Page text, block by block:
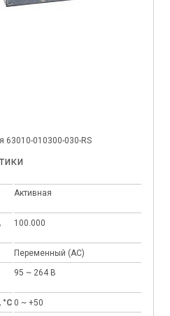
010300-030-RS
Активная
100.000
Переменный (AC)
95 ~ 264 В
0 ~ +50